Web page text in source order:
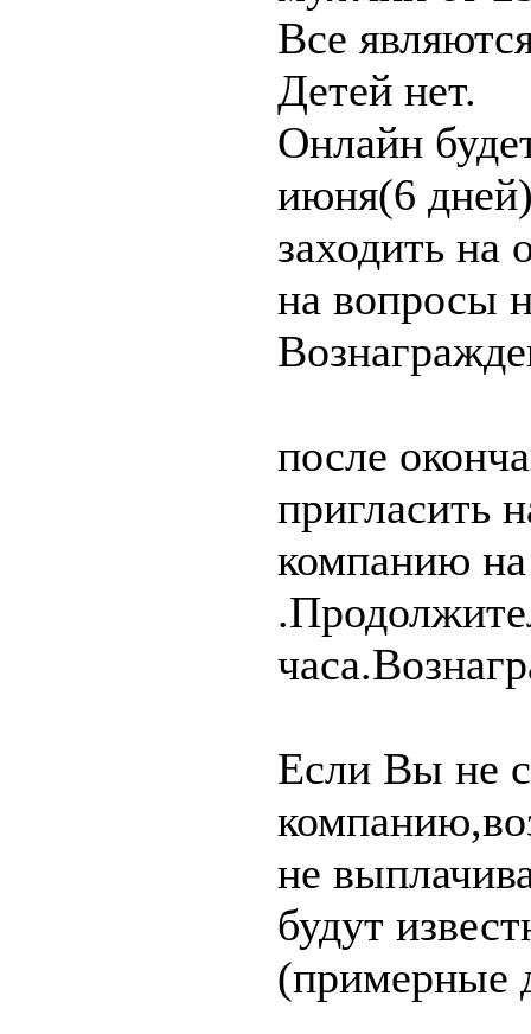
Все
Детей нет.
Онлайн
июня(6
заходить на
на вопросы
после
пригласить
компанию
Если Вы не
не
будут
(примерные